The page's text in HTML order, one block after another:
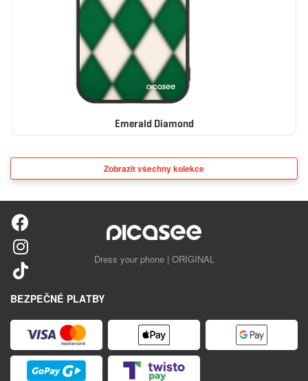
Emerald Diamond
Zobrazit všechny kolekce
Dress your phone | ORIGINAL
BEZPEČNÉ PLATBY